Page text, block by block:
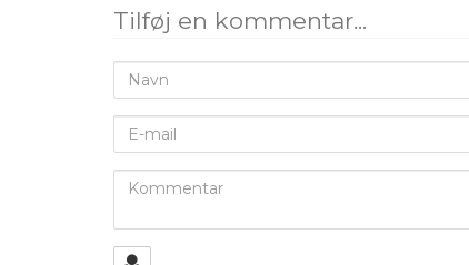
Tilføj en kommentar...
Navn
mail
Kommentar